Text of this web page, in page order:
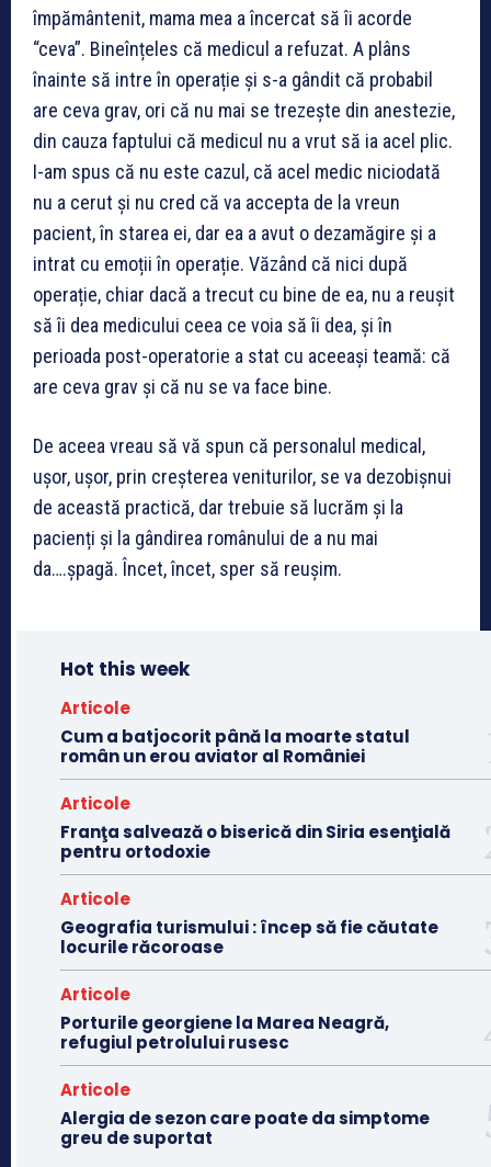
împământenit, mama mea a încercat să îi acorde
“ceva”. Bineînțeles că medicul a refuzat. A plâns
înainte să intre în operație și s-a gândit că probabil
are ceva grav, ori că nu mai se trezește din anestezie,
din cauza faptului că medicul nu a vrut să ia acel plic.
I-am spus că nu este cazul, că acel medic niciodată
nu a cerut și nu cred că va accepta de la vreun
pacient, în starea ei, dar ea a avut o dezamăgire și a
intrat cu emoții în operație. Văzând că nici după
operație, chiar dacă a trecut cu bine de ea, nu a reușit
să îi dea medicului ceea ce voia să îi dea, și în
perioada post-operatorie a stat cu aceeași teamă: că
are ceva grav și că nu se va face bine.
De aceea vreau să vă spun că personalul medical,
ușor, ușor, prin creșterea veniturilor, se va dezobișnui
de această practică, dar trebuie să lucrăm și la
pacienți și la gândirea românului de a nu mai
da….șpagă. Încet, încet, sper să reușim.
Hot this week
Articole
Cum a batjocorit până la moarte statul
român un erou aviator al României
Articole
Franţa salvează o biserică din Siria esenţială
pentru ortodoxie
Articole
Geografia turismului : încep să fie căutate
locurile răcoroase
Articole
Porturile georgiene la Marea Neagră,
refugiul petrolului rusesc
Articole
Alergia de sezon care poate da simptome
greu de suportat